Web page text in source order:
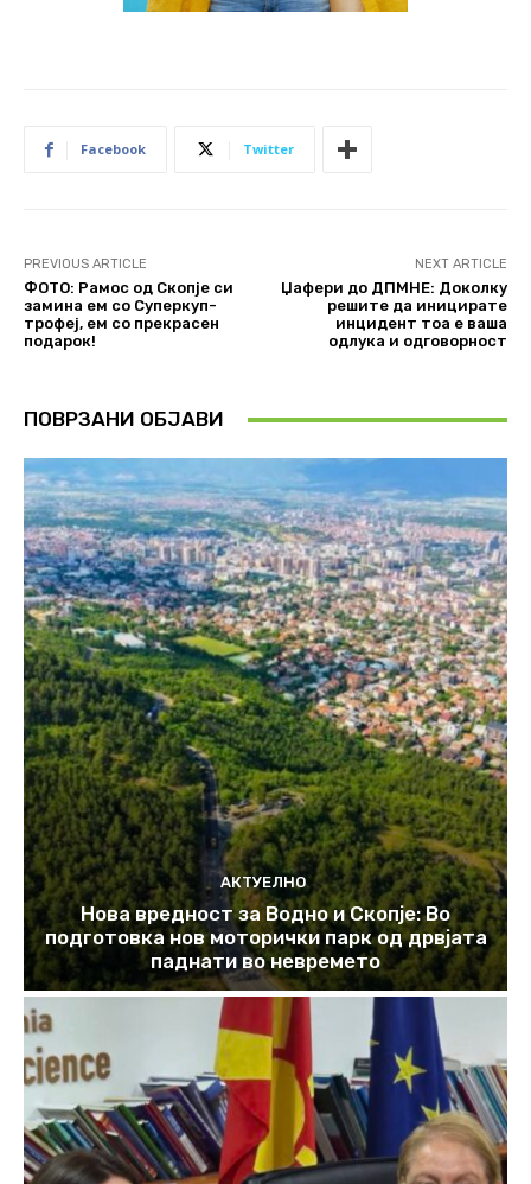
Facebook Twitter
PREVIOUS ARTICLE
ФОТО: Рамос од Скопје си
замина ем со Суперкуп-
трофеј, ем со прекрасен
подарок!
NEXT ARTICLE
Џафери до ДПМНЕ: Доколку
решите да иницирате
инцидент тоа е ваша
одлука и одговорност
ПОВРЗАНИ ОБЈАВИ
АКТУЕЛНО
Нова вредност за Водно и Скопје: Во
подготовка нов моторички парк од дрвјата
паднати во невремето